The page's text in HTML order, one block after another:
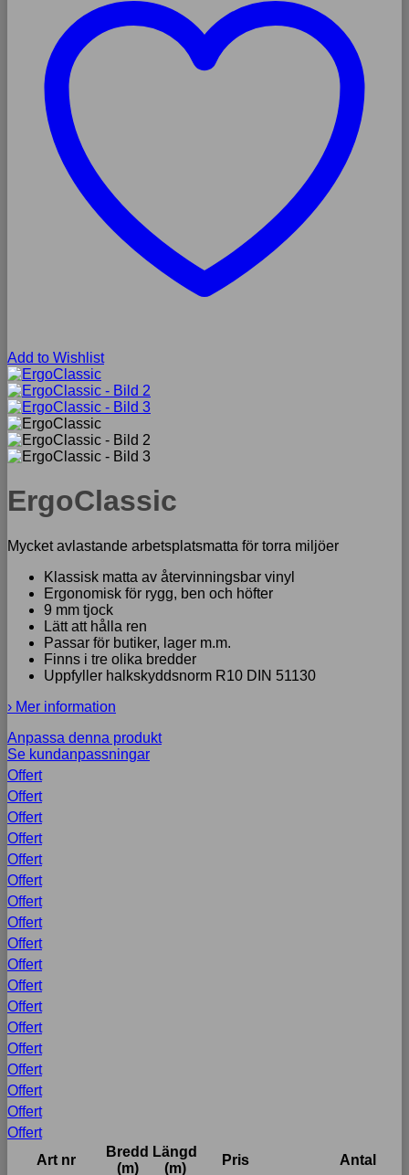
Add to Wishlist
ErgoClassic
Mycket avlastande arbetsplatsmatta för torra miljöer
Klassisk matta av återvinningsbar vinyl
Ergonomisk för rygg, ben och höfter
9 mm tjock
Lätt att hålla ren
Passar för butiker, lager m.m.
Finns i tre olika bredder
Uppfyller halkskyddsnorm R10 DIN 51130
› Mer information
Anpassa denna produkt
Se kundanpassningar
Offert
Offert
Offert
Offert
Offert
Offert
Offert
Offert
Offert
Offert
Offert
Offert
Offert
Offert
Offert
Offert
Offert
Offert
Art nr
Bredd
(m)
Längd
(m)
Pris Antal